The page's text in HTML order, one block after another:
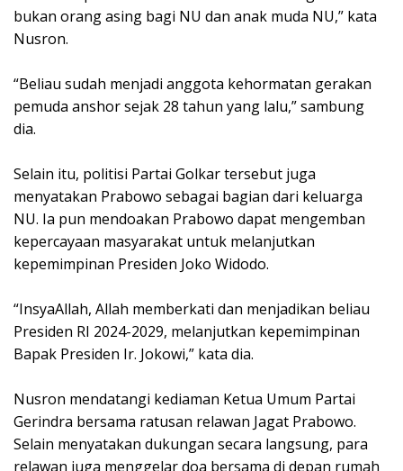
bukan orang asing bagi NU dan anak muda NU,” kata
Nusron.
“Beliau sudah menjadi anggota kehormatan gerakan
pemuda anshor sejak 28 tahun yang lalu,” sambung
dia.
Selain itu, politisi Partai Golkar tersebut juga
menyatakan Prabowo sebagai bagian dari keluarga
NU. Ia pun mendoakan Prabowo dapat mengemban
kepercayaan masyarakat untuk melanjutkan
kepemimpinan Presiden Joko Widodo.
“InsyaAllah, Allah memberkati dan menjadikan beliau
Presiden RI 2024-2029, melanjutkan kepemimpinan
Bapak Presiden Ir. Jokowi,” kata dia.
Nusron mendatangi kediaman Ketua Umum Partai
Gerindra bersama ratusan relawan Jagat Prabowo.
Selain menyatakan dukungan secara langsung, para
relawan juga menggelar doa bersama di depan rumah